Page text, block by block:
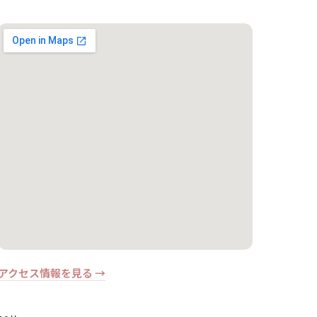
クセス情報を見る →